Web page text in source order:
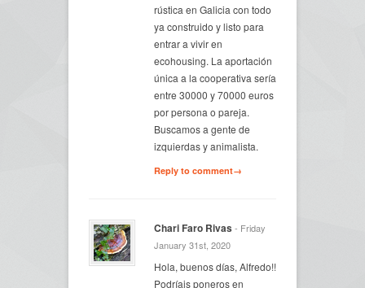
rústica en Galicia con todo
ya construido y listo para
entrar a vivir en
ecohousing. La aportación
única a la cooperativa sería
entre 30000 y 70000 euros
por persona o pareja.
Buscamos a gente de
izquierdas y animalista.
Reply to comment→
Chari Faro Rivas - Friday
January 31st, 2020
Hola, buenos días, Alfredo!!
Podríais poneros en